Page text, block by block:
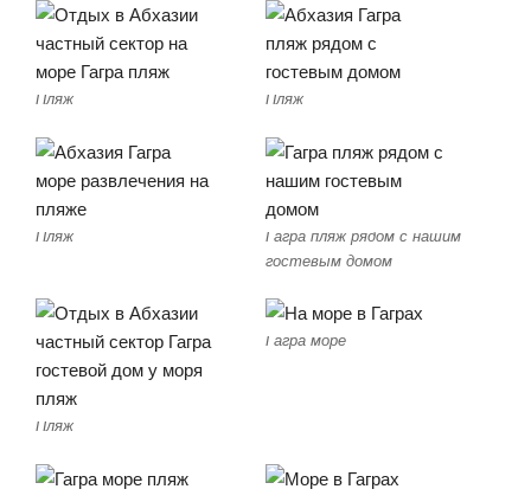
Пляж Пляж
Пляж
Гагра пляж рядом с нашим
гостевым домом
Пляж
Гагра море